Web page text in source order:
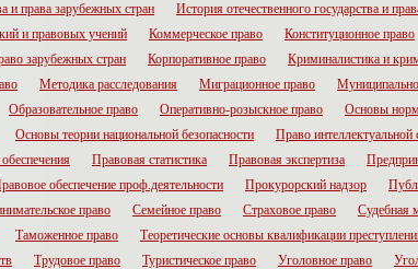
и права зарубежных стран
История отечественного государства и
и правовых учений
Коммерческое право
Конституционное право
зарубежных стран
Корпоративное право
Криминалистика и
Методика расследования Миграционное право
Образовательное право Оперативно-розыскное право
Основы
Основы теории национальной безопасности
Право интеллектуальной
Правовая статистика Правовая экспертиза
обеспечение проф.деятельности Прокурорский надзор
право
Семейное право Страховое право Судебная
Таможенное право Теоретические основы квалификации
Трудовое право Туристическое право Уголовное право